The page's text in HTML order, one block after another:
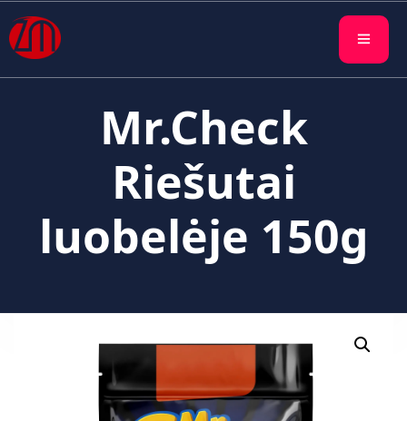
Mr.Check
Riešutai
luobelėje 150g